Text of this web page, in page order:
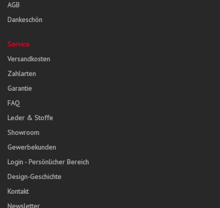
AGB
Dankeschön
Service
Versandkosten
Zahlarten
Garantie
FAQ
Leder & Stoffe
Showroom
Gewerbekunden
Login - Persönlicher Bereich
Design-Geschichte
Kontakt
Newsletter